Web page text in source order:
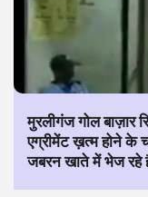
मुरलीगंज गोल बाज़ार
एग्रीमेंट ख़त्म होने के
जबरन खाते में भेज रहे